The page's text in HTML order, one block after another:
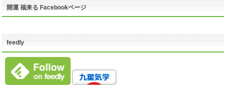
開運 福来る Facebookページ
feedly